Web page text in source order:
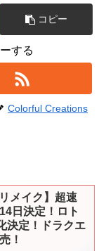
コピー
する
Colorful Creations
メイク】超速
日決定！ロト
決定！ドラクエ
！